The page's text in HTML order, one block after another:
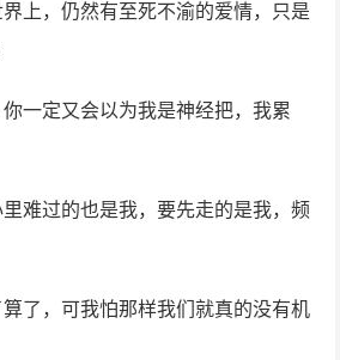
上，仍然有至死不渝的爱情，只是
一定又会以为我是神经把，我累
难过的也是我，要先走的是我，频
了，可我怕那样我们就真的没有机